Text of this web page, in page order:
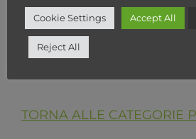
TORNA ALLE CATEGORIE
Cookie Settings Accept All
Reject All